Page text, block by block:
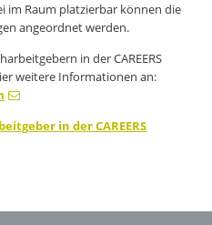
im Raum platzierbar können die
angeordnet werden.
in der CAREERS
weitere Informationen an:
in der CAREERS